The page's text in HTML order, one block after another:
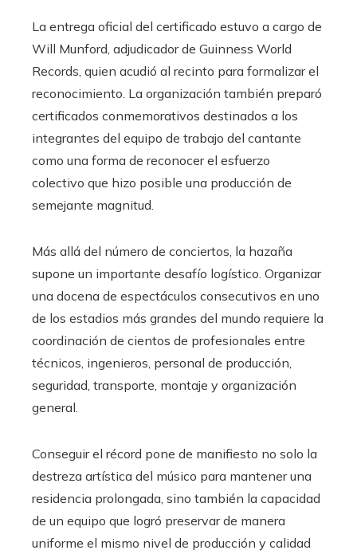
La entrega oficial del certificado estuvo a cargo de
Will Munford, adjudicador de Guinness World
Records, quien acudió al recinto para formalizar el
reconocimiento. La organización también preparó
certificados conmemorativos destinados a los
integrantes del equipo de trabajo del cantante
como una forma de reconocer el esfuerzo
colectivo que hizo posible una producción de
semejante magnitud.
Más allá del número de conciertos, la hazaña
supone un importante desafío logístico. Organizar
una docena de espectáculos consecutivos en uno
de los estadios más grandes del mundo requiere la
coordinación de cientos de profesionales entre
técnicos, ingenieros, personal de producción,
seguridad, transporte, montaje y organización
general.
Conseguir el récord pone de manifiesto no solo la
destreza artística del músico para mantener una
residencia prolongada, sino también la capacidad
de un equipo que logró preservar de manera
uniforme el mismo nivel de producción y calidad